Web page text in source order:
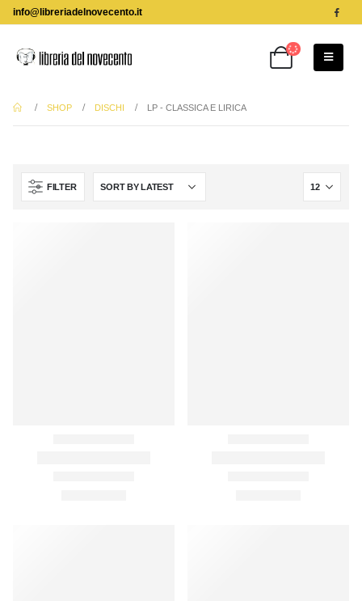
info@libreriadelnovecento.it
SHOP DISCHI LP - CLASSICA E LIRICA
FILTER